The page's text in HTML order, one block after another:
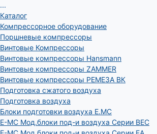
...
Каталог
Компрессорное оборудование
Поршневые компрессоры
Винтовые Компрессоры
Винтовые компрессоры Hansmann
Винтовые компрессоры ZAMMER
Винтовые компрессоры РЕМЕЗА ВК
Подготовка сжатого воздуха
Подготовка воздуха
Блоки подготовки воздуха E.MC
E-MC Мод.блоки под-и воздуха Серии BEC